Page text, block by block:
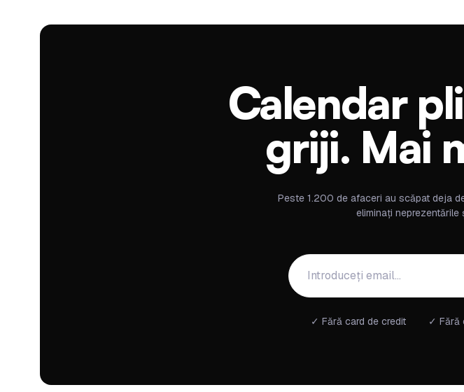
Calendar
griji. Mai
Peste 1.200 de afaceri au scăpat deja
eliminați
✓ Fără card de credit ✓ Fără